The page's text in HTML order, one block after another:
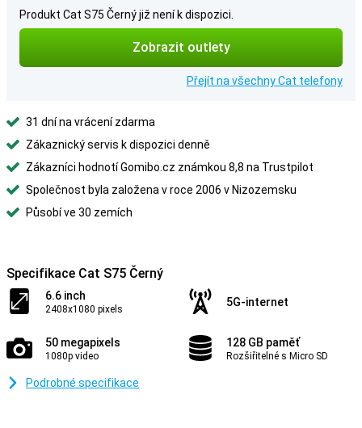
Produkt Cat S75 Černý již není k dispozici.
Zobrazit outlety
Přejít na všechny Cat telefony
31 dní na vrácení zdarma
Zákaznický servis k dispozici denně
Zákazníci hodnotí Gomibo.cz známkou 8,8 na Trustpilot
Společnost byla založena v roce 2006 v Nizozemsku
Působí ve 30 zemích
Specifikace Cat S75 Černý
6.6 inch
2408x1080 pixels
5G-internet
50 megapixels
1080p video
128 GB paměť
Rozšiřitelné s Micro SD
Podrobné specifikace